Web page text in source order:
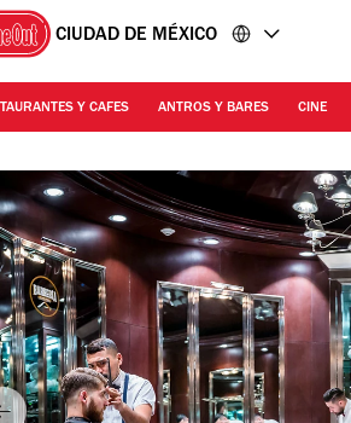
CIUDAD DE MÉXICO
Y CAFES ANTROS Y BARES CINE